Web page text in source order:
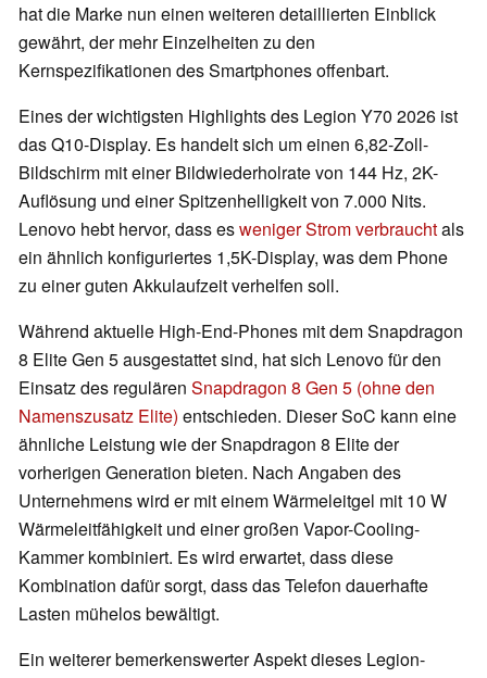
hat die Marke nun einen weiteren detaillierten Einblick
gewährt, der mehr Einzelheiten zu den
Kernspezifikationen des Smartphones offenbart.
Eines der wichtigsten Highlights des Legion Y70 2026 ist
das Q10-Display. Es handelt sich um einen 6,82-Zoll-
Bildschirm mit einer Bildwiederholrate von 144 Hz, 2K-
Auflösung und einer Spitzenhelligkeit von 7.000 Nits.
Lenovo hebt hervor, dass esweniger Strom verbrauchtals
ein ähnlich konfiguriertes 1,5K-Display, was dem Phone
zu einer guten Akkulaufzeit verhelfen soll.
Während aktuelle High-End-Phones mit dem Snapdragon
8 Elite Gen 5 ausgestattet sind, hat sich Lenovo für den
Einsatz des regulären Snapdragon 8 Gen 5 (ohne den
Namenszusatz Elite) entschieden. Dieser SoC kann eine
ähnliche Leistung wie der Snapdragon 8 Elite der
vorherigen Generation bieten. Nach Angaben des
Unternehmens wird er mit einem Wärmeleitgel mit 10 W
Wärmeleitfähigkeit und einer großen Vapor-Cooling-
Kammer kombiniert. Es wird erwartet, dass diese
Kombination dafür sorgt, dass das Telefon dauerhafte
Lasten mühelos bewältigt.
Ein weiterer bemerkenswerter Aspekt dieses Legion-